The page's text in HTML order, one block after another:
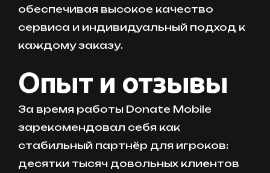
обеспечивая высокое качество
сервиса и индивидуальный подход к
каждому заказу.
Опыт и отзывы
За время работы Donate Mobile
зарекомендовал себя как
стабильный партнёр для игроков:
десятки тысяч довольных клиентов